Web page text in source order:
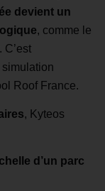
devient un
, comme le
simulation
Roof France.
, Kyteos
d’un parc